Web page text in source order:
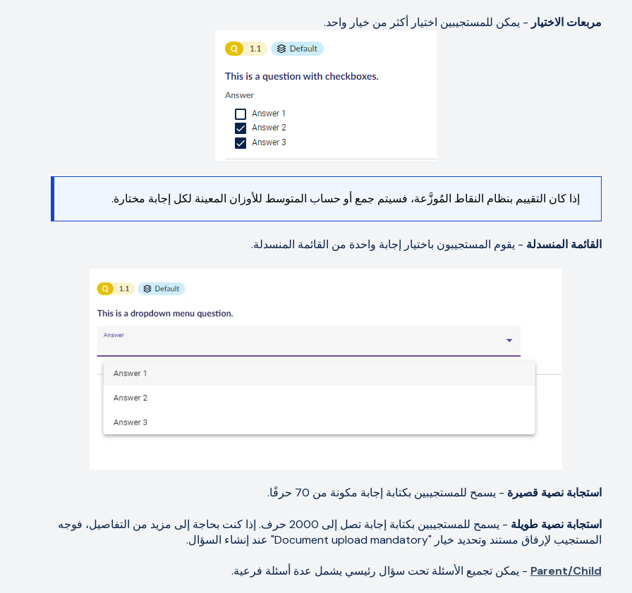
مربعات الاختيار - يمكن للمستجيبين اختيار أكثر من خيار واحد.
إذا كان التقييم بنظام النقاط المُوزَّعة، فسيتم جمع أو حساب المتوسط للأوزان المعينة لكل إجابة مختارة.
القائمة المنسدلة - يقوم المستجيبون باختيار إجابة واحدة من القائمة المنسدلة.
استجابة نصية قصيرة - يسمح للمستجيبين بكتابة إجابة مكونة من 70 حرفًا.
استجابة نصية طويلة
- يسمح للمستجيبين بكتابة إجابة تصل إلى 2000 حرف. إذا كنت بحاجة إلى مزيد من التفاصيل، فوجه
المستجيب لإرفاق مستند وتحديد خيار "Document upload mandatory" عند إنشاء السؤال.
Parent/Child - يمكن تجميع الأسئلة تحت سؤال رئيسي يشمل عدة أسئلة فرعية.